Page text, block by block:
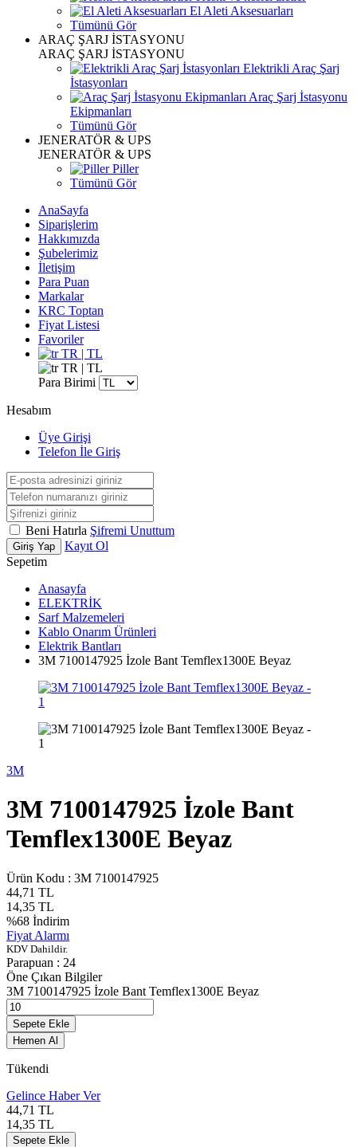
El Aleti Aksesuarları
Tümünü Gör
ARAÇ ŞARJ İSTASYONU
ARAÇ ŞARJ İSTASYONU
Elektrikli Araç Şarj
İstasyonları
Araç Şarj İstasyonu
Ekipmanları
Tümünü Gör
JENERATÖR & UPS
JENERATÖR & UPS
Piller
Tümünü Gör
AnaSayfa
Siparişlerim
Hakkımızda
Şubelerimiz
İletişim
Para Puan
Markalar
KRC Toptan
Fiyat Listesi
Favoriler
TR | TL
TR | TL
Para Birimi
Hesabım
Üye Girişi
Telefon İle Giriş
Beni Hatırla Şifremi Unuttum
Giriş Yap
Kayıt Ol
Sepetim
Anasayfa
ELEKTRİK
Sarf Malzemeleri
Kablo Onarım Ürünleri
Elektrik Bantları
3M 7100147925 İzole Bant Temflex1300E Beyaz
3M
3M 7100147925 İzole Bant
Temflex1300E Beyaz
Ürün Kodu : 3M 7100147925
44,71 TL
14,35 TL
%68 İndirim
Fiyat Alarmı
KDV Dahildir.
Parapuan : 24
Öne Çıkan Bilgiler
3M 7100147925 İzole Bant Temflex1300E Beyaz
Sepete Ekle
Hemen Al
Tükendi
Gelince Haber Ver
44,71 TL
14,35 TL
Sepete Ekle